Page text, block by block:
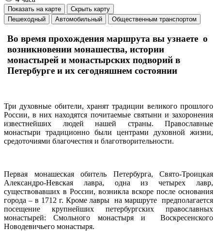
Показать на карте
Скрыть карту
Пешеходный
Автомобильный Общественным транспортом
Во время прохождения маршрута вы узнаете о
возникновении монашества, истории
монастырей и монастырских подворий в
Петербурге и их сегодняшнем состоянии
Три духовные обители, хранят традиции великого прошлого
России, в них находятся почитаемые святыни и захоронения
известнейших людей нашей страны. Православные
монастыри традиционно были центрами духовной жизни,
средоточиями благочестия и благотворительности.
Первая монашеская обитель Петербурга, Свято-Троицкая
Александро-Невская лавра, одна из четырех лавр,
существовавших в России, возникла вскоре после основания
города – в 1712 г. Кроме лавры на маршруте предполагается
посещение крупнейших петербургских православных
монастырей: Смольного монастыря и Воскресенского
Новодевичьего монастыря.